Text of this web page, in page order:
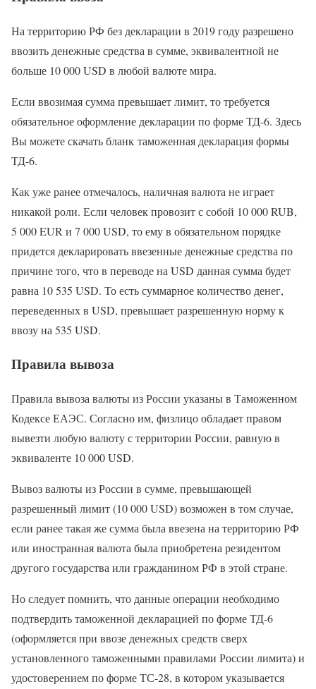
На территорию РФ без декларации в 2019 году разрешено
ввозить денежные средства в сумме, эквивалентной не
больше 10 000 USD в любой валюте мира.
Если ввозимая сумма превышает лимит, то требуется
обязательное оформление декларации по форме ТД-6. Здесь
Вы можете скачать бланк таможенная декларация формы
ТД-6.
Как уже ранее отмечалось, наличная валюта не играет
никакой роли. Если человек провозит с собой 10 000 RUB,
5 000 EUR и 7 000 USD, то ему в обязательном порядке
придется декларировать ввезенные денежные средства по
причине того, что в переводе на USD данная сумма будет
равна 10 535 USD. То есть суммарное количество денег,
переведенных в USD, превышает разрешенную норму к
ввозу на 535 USD.
Правила вывоза
Правила вывоза валюты из России указаны в Таможенном
Кодексе ЕАЭС. Согласно им, физлицо обладает правом
вывезти любую валюту с территории России, равную в
эквиваленте 10 000 USD.
Вывоз валюты из России в сумме, превышающей
разрешенный лимит (10 000 USD) возможен в том случае,
если ранее такая же сумма была ввезена на территорию РФ
или иностранная валюта была приобретена резидентом
другого государства или гражданином РФ в этой стране.
Но следует помнить, что данные операции необходимо
подтвердить таможенной декларацией по форме ТД-6
(оформляется при ввозе денежных средств сверх
установленного таможенными правилами России лимита) и
удостоверением по форме ТС-28, в котором указывается